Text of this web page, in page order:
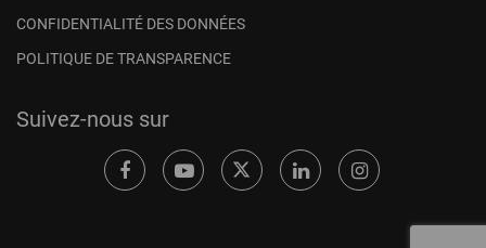
CONFIDENTIALITÉ DES DONNÉES
POLITIQUE DE TRANSPARENCE
Suivez-nous sur